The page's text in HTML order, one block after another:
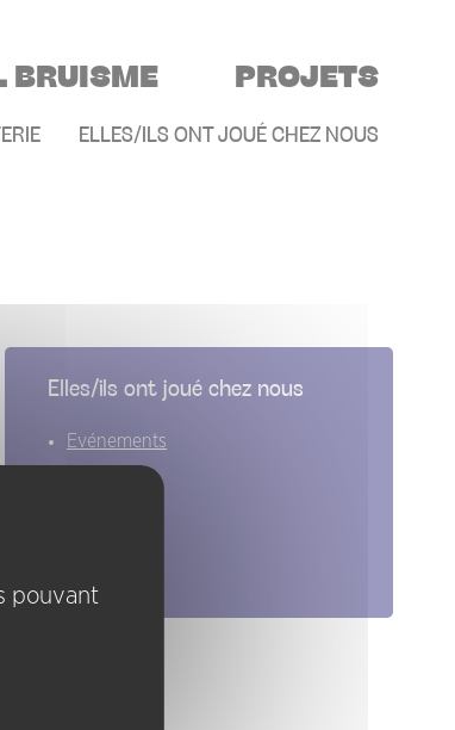
BRUISME PROJETS
ELLES/ILS ONT JOUÉ CHEZ NOUS
Elles/ils ont joué chez nous
Evénements
pouvant